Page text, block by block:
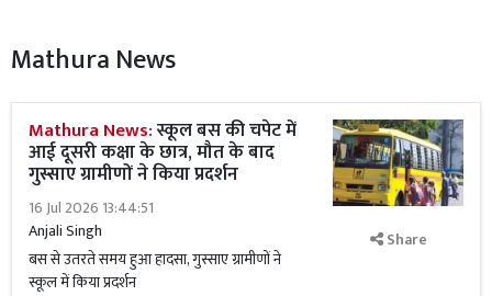
Mathura News
Mathura News:स्कूल बस की चपेट में
आई दूसरी कक्षा के छात्र, मौत के बाद
गुस्साए ग्रामीणों ने किया प्रदर्शन
16 Jul 2026 13:44:51
Anjali Singh
बस से उतरते समय हुआ हादसा, गुस्साए ग्रामीणों ने
स्कूल में किया प्रदर्शन
Share